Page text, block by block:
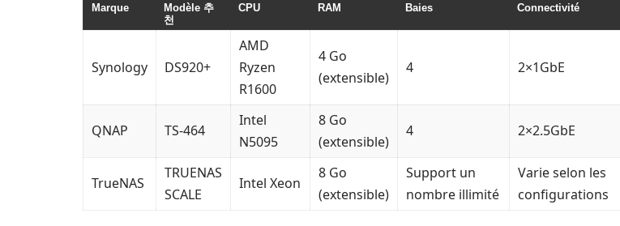
Marque
Modèle 추
천
CPU RAM Baies Connectivité
Synology DS920+
AMD
Ryzen
R1600
4 Go
(extensible)
4 2×1GbE
QNAP TS-464
Intel
N5095
8 Go
(extensible)
4 2×2.5GbE
TrueNAS
TRUENAS
SCALE
Intel Xeon
8 Go
(extensible)
Support un
nombre illimité
Varie selon les
configurations